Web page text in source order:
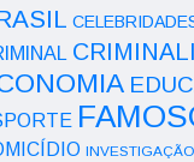
INVESTIGAÇÃO